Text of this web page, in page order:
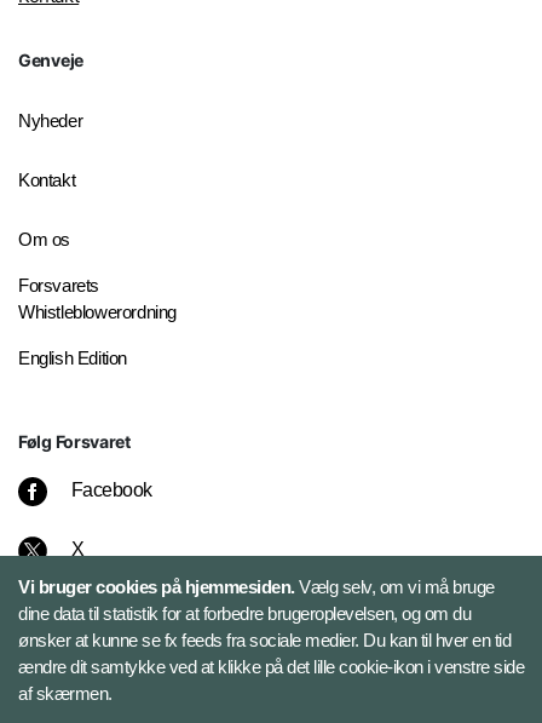
Genveje
Nyheder
Kontakt
Om os
Forsvarets
Whistleblowerordning
English Edition
Følg Forsvaret
Facebook
X
Instagram
Bluesky
Vi bruger cookies på hjemmesiden.Vælg selv, om vi må bruge
dine data til statistik for at forbedre brugeroplevelsen, og om du
ønsker at kunne se fx feeds fra sociale medier. Du kan til hver en tid
ændre dit samtykke ved at klikke på det lille cookie-ikon i venstre side
af skærmen.